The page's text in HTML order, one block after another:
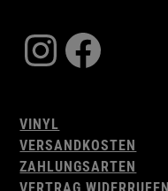
VINYL
VERSANDKOSTEN
ZAHLUNGSARTEN